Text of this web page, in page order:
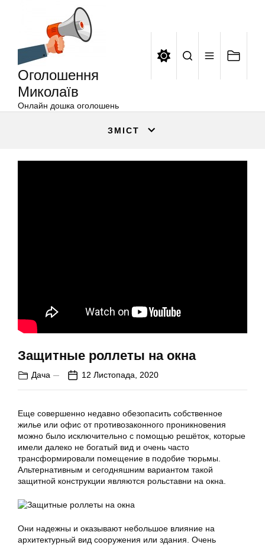
Оголошення
Миколаїв
Онлайн дошка оголошень
ЗМІСТ
Защитные роллеты на окна
Дача 12 Листопада, 2020
Еще совершенно недавно обезопасить собственное
жилье или офис от противозаконного проникновения
можно было исключительно с помощью решёток, которые
имели далеко не богатый вид и очень часто
трансформировали помещение в подобие тюрьмы.
Альтернативным и сегодняшним вариантом такой
защитной конструкции являются рольставни на окна.
Они надежны и оказывают небольшое влияние на
архитектурный вид сооружения или здания. Очень